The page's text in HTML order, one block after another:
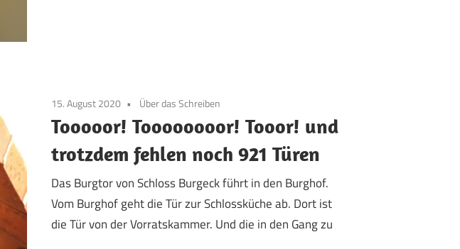
15. August 2020 Über das Schreiben
Tooooor! Toooooooor! Tooor! und
trotzdem fehlen noch 921 Türen
Das Burgtor von Schloss Burgeck führt in den Burghof.
Vom Burghof geht die Tür zur Schlossküche ab. Dort ist
die Tür von der Vorratskammer. Und die in den Gang zu